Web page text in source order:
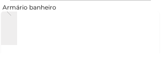
Armário banheiro